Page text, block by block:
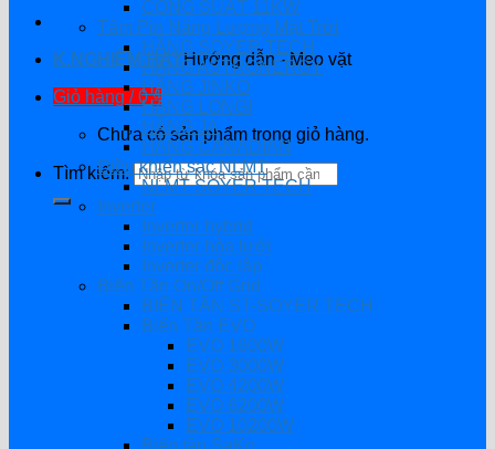
K.NGHIỆM HAYHướng dẫn - Mẹo vặt
Giỏ hàng /0₫
Chưa có sản phẩm trong giỏ hàng.
Tìm kiếm:
CÔNG SUẤT 11KW
Tấm Pin Năng Lượng Mặt Trời
HÃNG SOYER TECH
HÃNG ASTRONERGY
HÃNG JINKO
HÃNG LONGI
HÃNG JA
HÃNG CANADIAN
Điều khiển sạc NLMT
NLMT SOYER TECH
Inverter
Inverter hybrid
Inverter hòa lưới
Inverter độc lập
Biến Tần On/Off Grid
BIẾN TẦN ST-SOYER TECH
Biến Tần EVO
EVO 1600W
EVO 3000W
EVO 4200W
EVO 6200W
EVO 10200W
Biến tần SaKo